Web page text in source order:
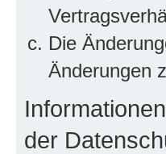
Die
Änderungen
der